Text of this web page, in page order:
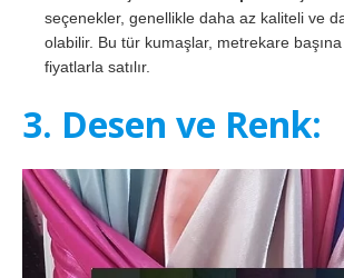
seçenekler, genellikle daha az kaliteli ve
olabilir. Bu tür kumaşlar, metrekare
fiyatlarla satılır.
3. Desen ve Renk: